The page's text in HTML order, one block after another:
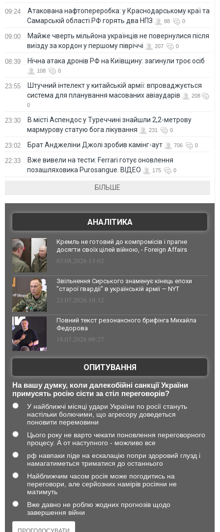
09:24
Атакована нафтопереробка: у Краснодарському краї та
Самарській області РФ горять два НПЗ
88 0
09:00
Майже чверть мільйона українців не повернулися після
виїзду за кордон у першому півріччі
207 0
08:39 Нічна атака дронів РФ на Київщину: загинули троє осіб
108 0
23:55
Штучний інтелект у китайській армії: впроваджується
система для планування масованих авіаударів
208
0
23:30
В місті Аспендос у Туреччині знайшли 2,2-метрову
мармурову статую бога лікування
231 0
23:02 Брат Анджеліни Джолі зробив камінг-аут 706 0
22:33
Вже вивели на тести: Ferrari готує оновлення
позашляховика Purosangue. ВІДЕО
175 0
БІЛЬШЕ
АНАЛІТИКА
Кремль не готовий до компромісів і прагне
досягти своїх цілей війною, - Foreign Affairs
03.08.2026 13:02
Звільнення Сирського знаменує кінець епохи
"старої гвардії" в українській армії — NYT
23.07.2026 10:32
Повний текст резонансного брифінга Михайла
Федорова
18.07.2026 09:27
ОПИТУВАННЯ
На вашу думку, коли далекобійні санкції України
примусять росію сісти за стіл переговорів?
У найближчі місяці удари України по росії стануть
настільки болючими, що агресору доведеться
поновити перемовини
Цього року не варто чекати поновлення переговорного
процесу. А от наступного - можливо все
рф навпаки піде на ескалацію попри здоровий глузд і
намагатиметься триматися до останнього
Найближчим часом росія може погодитись на
переговори, але серйозних намірів росіяни не
матимуть
Вже давно не роблю жодних прогнозів щодо
завершення війни